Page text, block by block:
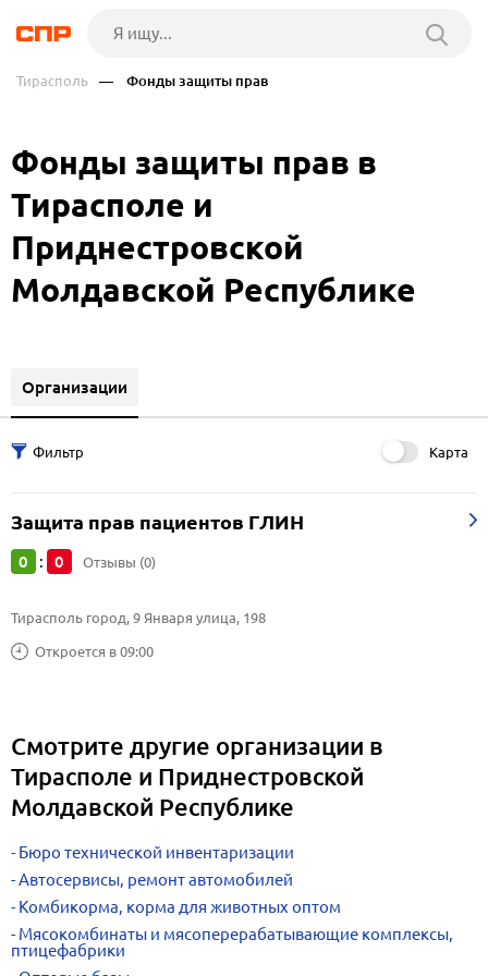
Тирасполь — Фонды защиты прав
Фонды защиты прав в
Тирасполе и
Приднестровской
Молдавской Республике
Организации
Карта
Защита прав пациентов ГЛИН
0 : 0 Отзывы (0)
Откроется в 09:00
Тирасполь город, 9 Января улица, 198
Смотрите другие организации в
Тирасполе и Приднестровской
Молдавской Республике
Бюро технической инвентаризации
Автосервисы, ремонт автомобилей
Комбикорма, корма для животных оптом
Мясокомбинаты и мясоперерабатывающие комплексы,
птицефабрики